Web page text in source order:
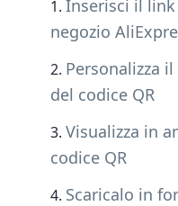
Inserisci il
negozio
Personalizza
del codice QR
Visualizza in
codice QR
Scaricalo in